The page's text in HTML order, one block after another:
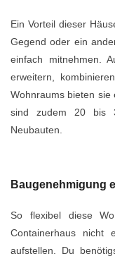
Ein Vorteil dieser
Gegend oder ein
einfach mitnehmen.
erweitern,
Wohnraums bieten sie
sind zudem 20 bis
Neubauten.
Baugenehmigung
So flexibel diese
Containerhaus nicht
aufstellen. Du